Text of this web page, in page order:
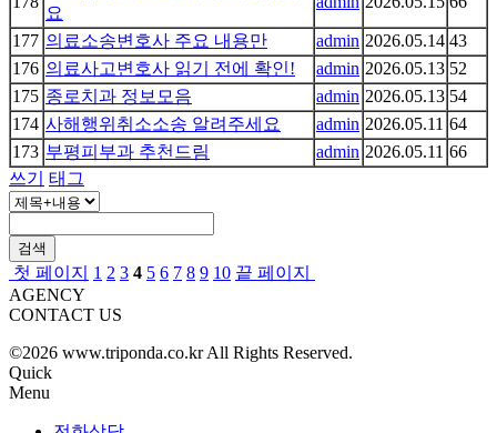
요
177 의료소송변호사 주요 내용만 admin 2026.05.14 43
176 의료사고변호사 읽기 전에 확인! admin 2026.05.13 52
175 종로치과 정보모음 admin 2026.05.13 54
174 사해행위취소소송 알려주세요 admin 2026.05.11 64
173 부평피부과 추천드림 admin 2026.05.11 66
쓰기
태그
검색
첫 페이지 1 2 3 4 5 6 7 8 9 10 끝 페이지
AGENCY
CONTACT US
©2026 www.triponda.co.kr All Rights Reserved.
Quick
Menu